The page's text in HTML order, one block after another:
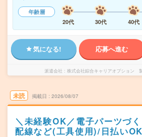
年齢層
20代
30代 40代
気になる! 応募へ進む
派遣会社 株式会社綜合キャリアオプション
未読 掲載日 2026/08/07
＼未経験OK／電子パーツづ
配線など(工具使用)/日払いOK